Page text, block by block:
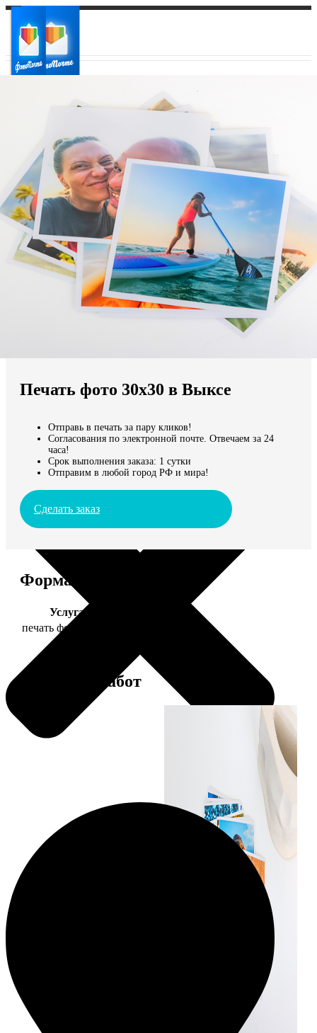
Ваш регион доставки
Выберите из списка:
Мы доставляем по всему миру
Продолжить без города
Печать фото 30х30 в Выксе
Отправь в печать за пару кликов!
Согласования по электронной почте. Отвечаем за 24
часа!
Срок выполнения заказа: 1 сутки
Отправим в любой город РФ и мира!
Сделать заказ
Форматы и цены
Услуга
печать фото 30х30
Примеры работ